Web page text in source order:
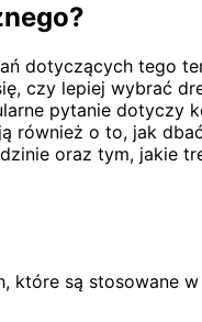
dotyczących tego
czy lepiej wybrać
pytanie dotyczy
o to, jak
oraz tym, jakie
które są stosowane